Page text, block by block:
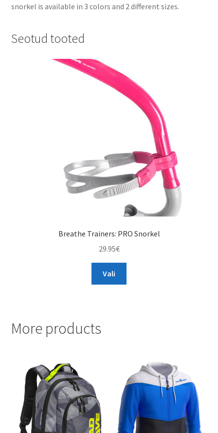
snorkel is available in 3 colors and 2 different sizes.
Seotud tooted
Breathe Trainers: PRO Snorkel
29.95€
Vali
chosen
on
the
product
page
More products